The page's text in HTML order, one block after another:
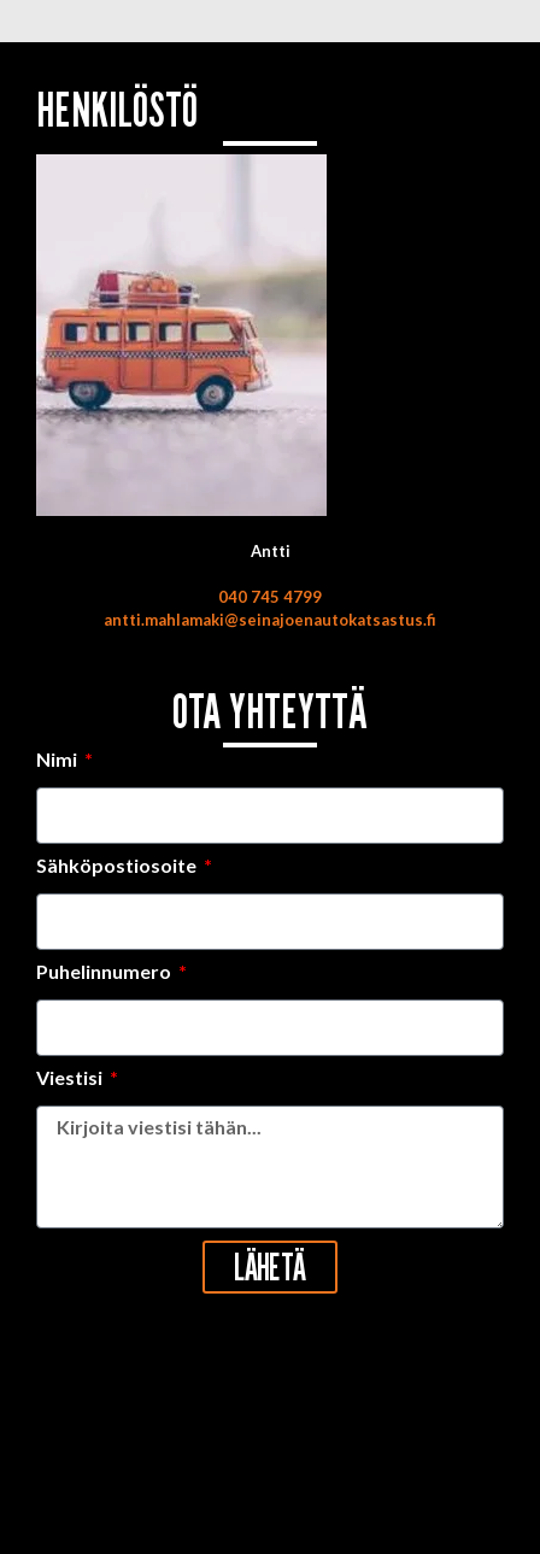
HENKILÖSTÖ
Antti
040 745 4799
antti.mahlamaki@seinajoenautokatsastus.fi
OTA YHTEYTTÄ
Nimi
Sähköpostiosoite
Puhelinnumero
Viestisi
LÄHETÄ